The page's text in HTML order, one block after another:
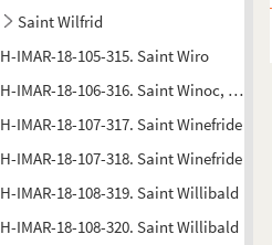
Saint Wilfrid
H-IMAR-18-105-315. Saint Wiro
H-IMAR-18-106-316. Saint Winoc,
H-IMAR-18-107-317. Saint Winefride
H-IMAR-18-107-318. Saint Winefride
H-IMAR-18-108-319. Saint Willibald
H-IMAR-18-108-320. Saint Willibald